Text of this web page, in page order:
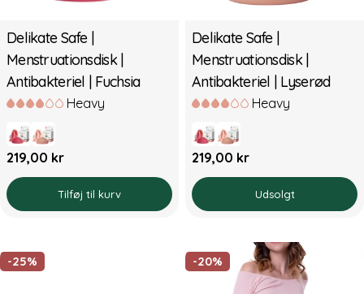
Delikate Safe |
Menstruationsdisk |
Antibakteriel | Fuchsia
Heavy
Normal
pris
219,00 kr
Tilføj til kurv
Delikate Safe |
Menstruationsdisk |
Antibakteriel | Lyserød
Heavy
Normal
pris
219,00 kr
Udsolgt
-25% -20%